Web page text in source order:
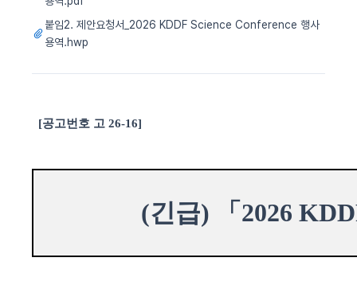
붙임2. 제안요청서_2026 KDDF Science Conference 행사
용역.hwp
[공고번호 고 26-16]
(긴급) 「 2026